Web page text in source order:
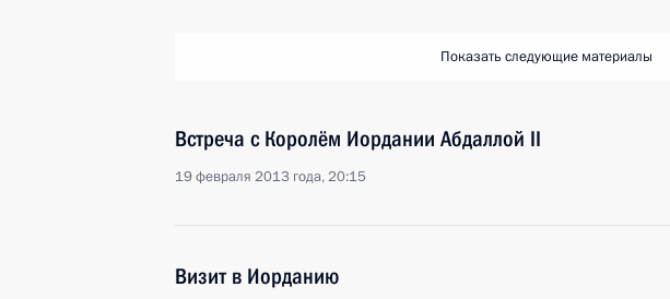
Показать следующие материалы
Встреча с Королём Иордании Абдаллой II
19 февраля 2013 года, 20:15
Визит в Иорданию